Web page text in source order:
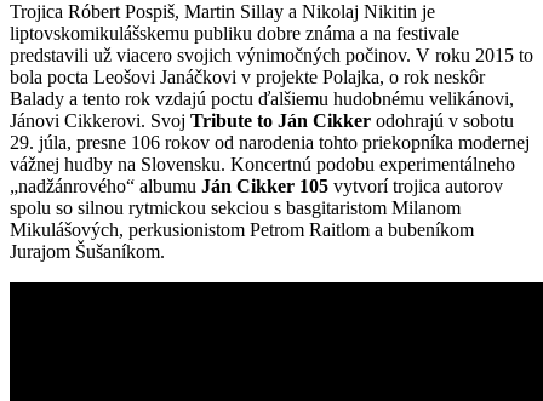
Trojica Róbert Pospiš, Martin Sillay a Nikolaj Nikitin je
liptovskomikulášskemu publiku dobre známa a na festivale
predstavili už viacero svojich výnimočných počinov. V roku 2015 to
bola pocta Leošovi Janáčkovi v projekte Polajka, o rok neskôr
Balady a tento rok vzdajú poctu ďalšiemu hudobnému velikánovi,
Jánovi Cikkerovi. Svoj Tribute to Ján Cikker odohrajú v sobotu
29. júla, presne 106 rokov od narodenia tohto priekopníka modernej
vážnej hudby na Slovensku. Koncertnú podobu experimentálneho
„nadžánrového“ albumu Ján Cikker 105 vytvorí trojica autorov
spolu so silnou rytmickou sekciou s basgitaristom Milanom
Mikulášových, perkusionistom Petrom Raitlom a bubeníkom
Jurajom Šušaníkom.